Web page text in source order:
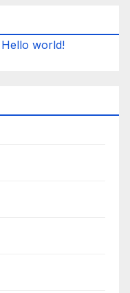
Hello world!